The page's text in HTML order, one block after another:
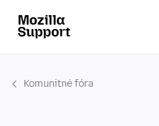
Komunitné fóra